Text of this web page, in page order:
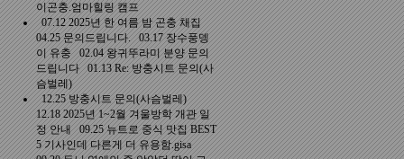
이곤충.엄마힐링 캠프
07.122025년 한 여름 밤 곤충 채집
04.25문의드립니다. 03.17장수풍뎅
이 유충 02.04왕귀뚜라미 분양 문의
드립니다 01.13Re: 방충시트 문의(사
슴벌레)
12.25방충시트 문의(사슴벌레)
12.182025년 1~2월 겨울방학 개관 일
정 안내 09.25뉴트로 중식 맛집 BEST
5 기사인데 다른게 더 유용함.gisa